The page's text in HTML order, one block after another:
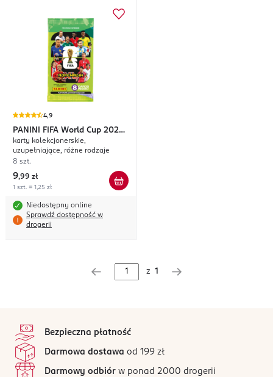
4,9
PANINI
FIFA World Cup 2026
Adrenalyn XL
karty kolekcjonerskie,
uzupełniające, różne rodzaje
8 szt.
9,99 zł
1 szt. = 1,25 zł
Niedostępny online
Sprawdź dostępność w
drogerii
z 1
Bezpieczna płatność
Darmowa dostawa od 199 zł
Darmowy odbiór w ponad 2000 drogerii